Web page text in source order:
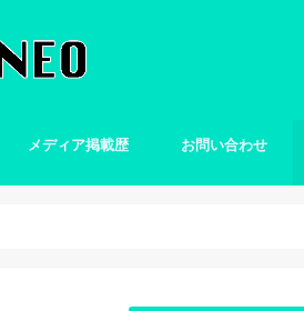
メディア掲載歴 お問い合わせ